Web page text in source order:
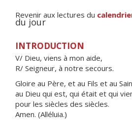
Revenir aux lectures du
du jour
INTRODUCTION
V/ Dieu, viens à mon aide,
R/ Seigneur, à notre secours.
Gloire au Père, et au Fils et au
au Dieu qui est, qui était et qui
pour les siècles des siècles.
Amen. (Alléluia.)